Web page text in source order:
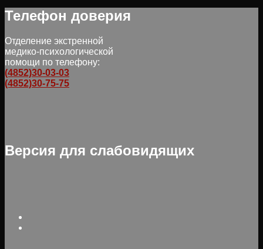
Телефон доверия
Отделение экстренной
медико-психологической
помощи по телефону:
(4852)30-03-03
(4852)30-75-75
Версия для слабовидящих